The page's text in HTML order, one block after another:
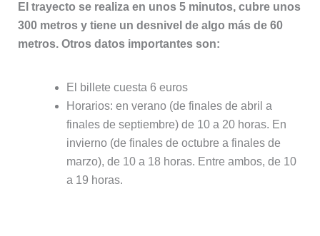
El trayecto se realiza en unos 5 minutos, cubre unos
300 metros y tiene un desnivel de algo más de 60
metros. Otros datos importantes son:
El billete cuesta 6 euros
Horarios: en verano (de finales de abril a
finales de septiembre) de 10 a 20 horas. En
invierno (de finales de octubre a finales de
marzo), de 10 a 18 horas. Entre ambos, de 10
a 19 horas.